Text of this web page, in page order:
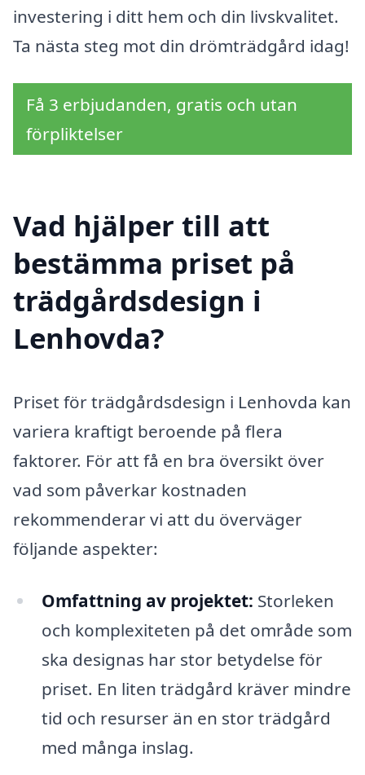
investering i ditt hem och din livskvalitet.
Ta nästa steg mot din drömträdgård idag!
Få 3 erbjudanden, gratis och utan
förpliktelser
Vad hjälper till att
bestämma priset på
trädgårdsdesign i
Lenhovda?
Priset för trädgårdsdesign i Lenhovda kan
variera kraftigt beroende på flera
faktorer. För att få en bra översikt över
vad som påverkar kostnaden
rekommenderar vi att du överväger
följande aspekter:
Omfattning av projektet: Storleken
och komplexiteten på det område som
ska designas har stor betydelse för
priset. En liten trädgård kräver mindre
tid och resurser än en stor trädgård
med många inslag.